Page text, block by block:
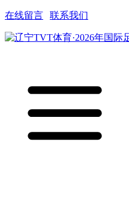
在线留言 联系我们